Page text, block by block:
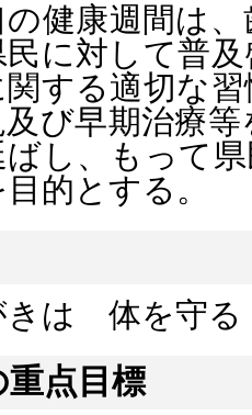
健康週間は
に対して普
する適切な
及び早期治療
し、もって
的とする。
きは 体を守
重点目標